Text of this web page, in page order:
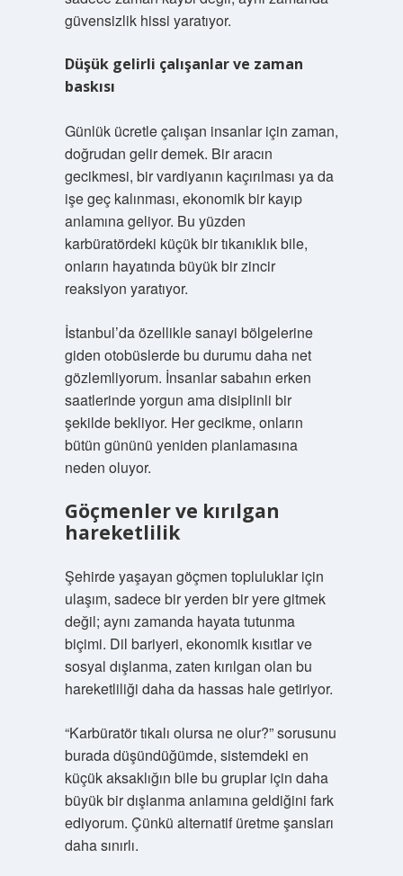
güvensizlik hissi yaratıyor.
Düşük gelirli çalışanlar ve zaman
baskısı
Günlük ücretle çalışan insanlar için zaman,
doğrudan gelir demek. Bir aracın
gecikmesi, bir vardiyanın kaçırılması ya da
işe geç kalınması, ekonomik bir kayıp
anlamına geliyor. Bu yüzden
karbüratördeki küçük bir tıkanıklık bile,
onların hayatında büyük bir zincir
reaksiyon yaratıyor.
İstanbul’da özellikle sanayi bölgelerine
giden otobüslerde bu durumu daha net
gözlemliyorum. İnsanlar sabahın erken
saatlerinde yorgun ama disiplinli bir
şekilde bekliyor. Her gecikme, onların
bütün gününü yeniden planlamasına
neden oluyor.
Göçmenler ve kırılgan
hareketlilik
Şehirde yaşayan göçmen topluluklar için
ulaşım, sadece bir yerden bir yere gitmek
değil; aynı zamanda hayata tutunma
biçimi. Dil bariyeri, ekonomik kısıtlar ve
sosyal dışlanma, zaten kırılgan olan bu
hareketliliği daha da hassas hale getiriyor.
“Karbüratör tıkalı olursa ne olur?” sorusunu
burada düşündüğümde, sistemdeki en
küçük aksaklığın bile bu gruplar için daha
büyük bir dışlanma anlamına geldiğini fark
ediyorum. Çünkü alternatif üretme şansları
daha sınırlı.